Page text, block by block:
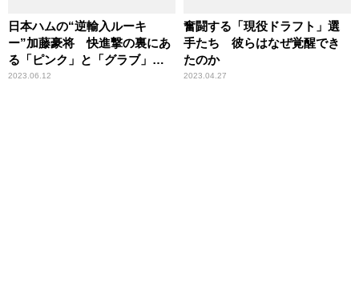
日本ハムの“逆輸入ルーキ
ー”加藤豪将 快進撃の裏にあ
る「ピンク」と「グラブ」へ
のこだわり
2023.06.12
奮闘する「現役ドラフト」選
手たち 彼らはなぜ覚醒でき
たのか
2023.04.27